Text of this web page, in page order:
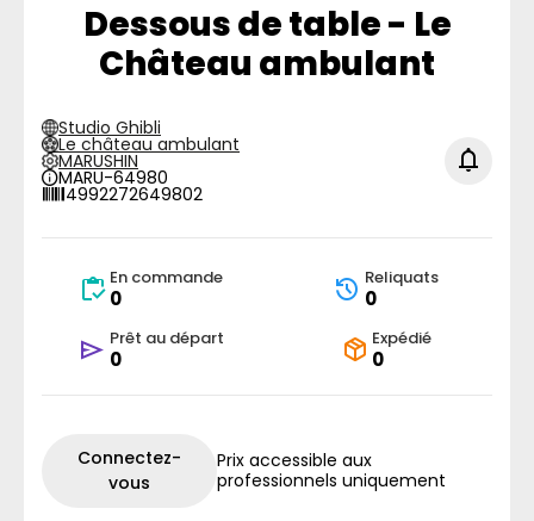
Dessous de table - Le
Château ambulant
Studio Ghibli
Le château ambulant
MARUSHIN
MARU-64980
4992272649802
En commande
0
Reliquats
0
Prêt au départ
0
Expédié
0
Connectez-
vous
Prix accessible aux
professionnels uniquement